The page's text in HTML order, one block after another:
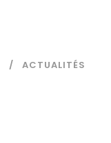
ACTUALITÉS